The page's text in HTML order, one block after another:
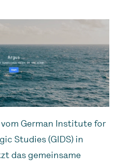
vom German Institute for
Studies (GIDS) in
das gemeinsame